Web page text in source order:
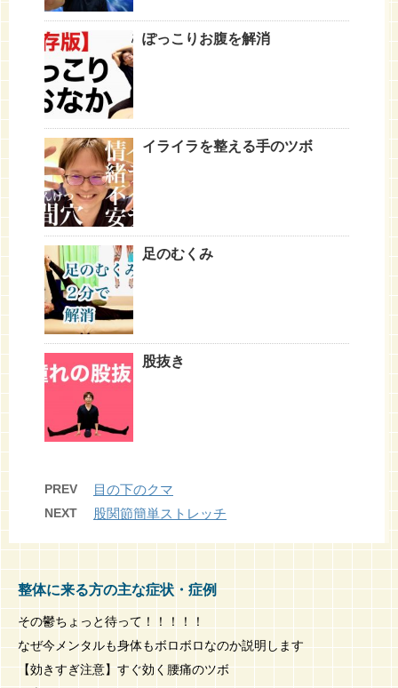
ぽっこりお腹を解消
イライラを整える手のツボ
足のむくみ
股抜き
PREV 目の下のクマ
NEXT 股関節簡単ストレッチ
整体に来る方の主な症状・症例
その鬱ちょっと待って！！！！！
なぜ今メンタルも身体もボロボロなのか説明します
【効きすぎ注意】すぐ効く腰痛のツボ